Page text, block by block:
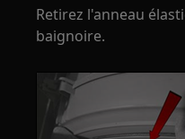
Retirez l'anneau
baignoire.